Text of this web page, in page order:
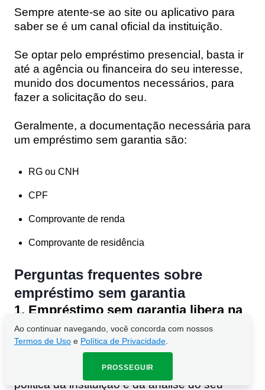
Ao continuar navegando, você concorda com nossos
Termos de Uso e Polí­tica de Privacidade
PROSSEGUIR
Sempre atente-se ao site ou aplicativo para
saber se é um canal oficial da instituição.
Se optar pelo empréstimo presencial, basta ir
até a agência ou financeira do seu interesse,
munido dos documentos necessários, para
fazer a solicitação do seu.
Geralmente, a documentação necessária para
um empréstimo sem garantia são:
RG ou CNH
CPF
Comprovante de renda
Comprovante de residência
Perguntas frequentes sobre
empréstimo sem garantia
1. Empréstimo sem garantia libera na
hora?
Pode liberar rápido, especialmente quando há
oferta pré-aprovada, mas isso depende da
política da instituição e da análise do seu